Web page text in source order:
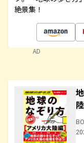
絶景集！
AD